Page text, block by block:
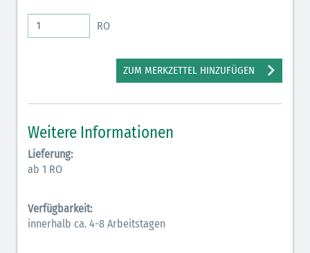
Koagulantien (hellgrau/weiß schwarz schraffierterm
Rahmen)
Bronchodilatatoren (blau-braun)
Antikonvulsiva (grau-lila)
Antiarrhythmika (rot-blau)
Elektrolyte (grün-pink)
Elektrolyte NaCl (grün)
RO
ZUM MERKZETTEL HINZUFÜGEN
Weitere Informationen
Lieferung:
ab 1 RO
Verfügbarkeit:
innerhalb ca. 4-8 Arbeitstagen